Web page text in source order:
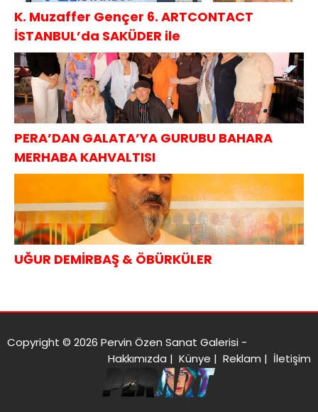
K. Muzaffer Gençer 6. ARTCONTACT
İSTANBUL’da SAKÜDER ile
PERA’DAN GALATA’YA GURUBU BAHARA
MERHABA KAHVALTISI
UĞUR DEMİRBAŞ & ÖBÜRKÜLER
Copyright © 2026 Pervin Özen Sanat Galerisi -
Hakkımızda | Künye | Reklam | İletişim